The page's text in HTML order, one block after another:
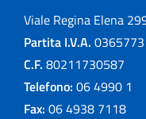
Viale Regina Elena
Partita I.V.A.
C.F. 80211730587
Telefono: 06 4990 1
Fax: 06 4938 7118